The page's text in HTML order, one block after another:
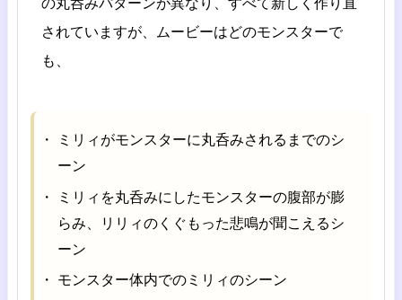
されていますが、ムービーはどのモンスターで
も、
ミリィがモンスターに丸呑みされるまでのシ
ーン
ミリィを丸呑みにしたモンスターの腹部が膨
らみ、リリィのくぐもった悲鳴が聞こえるシ
ーン
モンスター体内でのミリィのシーン